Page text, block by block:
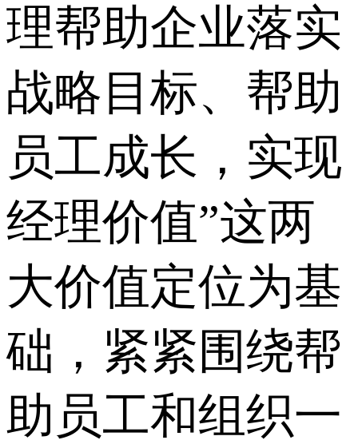
理帮助企业落实
战略目标、帮助
员工成长，实现
经理价值”这两
大价值定位为基
础，紧紧围绕帮
助员工和组织一